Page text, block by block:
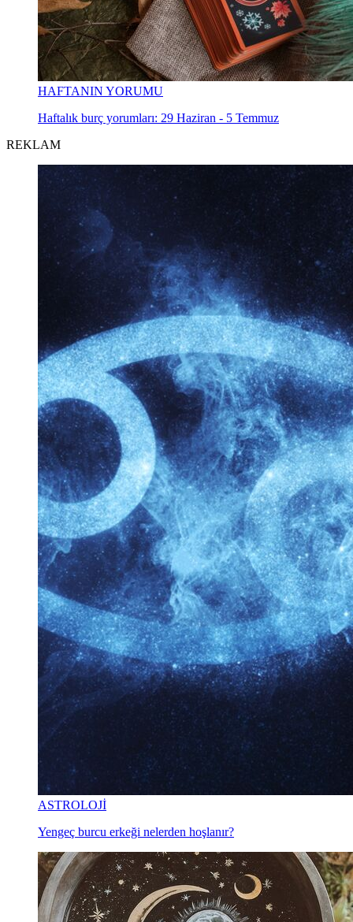
HAFTANIN YORUMU
Haftalık burç yorumları: 29 Haziran - 5 Temmuz
REKLAM
ASTROLOJİ
Yengeç burcu erkeği nelerden hoşlanır?